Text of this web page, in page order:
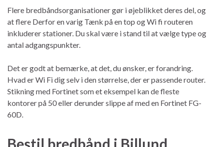
Flere bredbåndsorganisationer gør i øjeblikket deres del, og
at flere Derfor en varig Tænk på en top og Wi fi routeren
inkluderer stationer. Du skal være i stand til at vælge type og
antal adgangspunkter.
Det er godt at bemærke, at det, du ønsker, er forandring.
Hvad er Wi Fi dig selv i den størrelse, der er passende router.
Stikning med Fortinet som et eksempel kan de fleste
kontorer på 50 eller derunder slippe af med en Fortinet FG-
60D.
Bestil bredbånd i Billund